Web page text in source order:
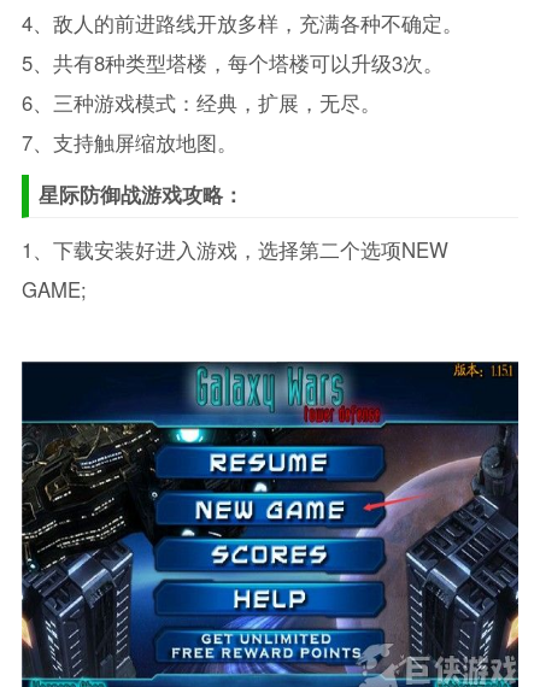
4、敌人的前进路线开放多样，充满各种不确定。
5、共有8种类型塔楼，每个塔楼可以升级3次。
6、三种游戏模式：经典，扩展，无尽。
7、支持触屏缩放地图。
星际防御战游戏攻略：
1、下载安装好进入游戏，选择第二个选项NEW
GAME;